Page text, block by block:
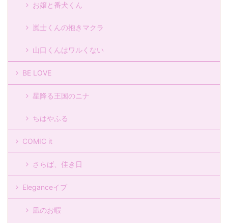
お嬢と番犬くん
嵐士くんの抱きマクラ
山口くんはワルくない
BE LOVE
星降る王国のニナ
ちはやふる
COMIC it
さらば、佳き日
Eleganceイブ
凪のお暇